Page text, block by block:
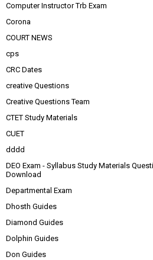
Computer Instructor Trb Exam
Corona
COURT NEWS
cps
CRC Dates
creative Questions
Creative Questions Team
CTET Study Materials
CUET
dddd
DEO Exam - Syllabus Study Materials
Download
Departmental Exam
Dhosth Guides
Diamond Guides
Dolphin Guides
Don Guides